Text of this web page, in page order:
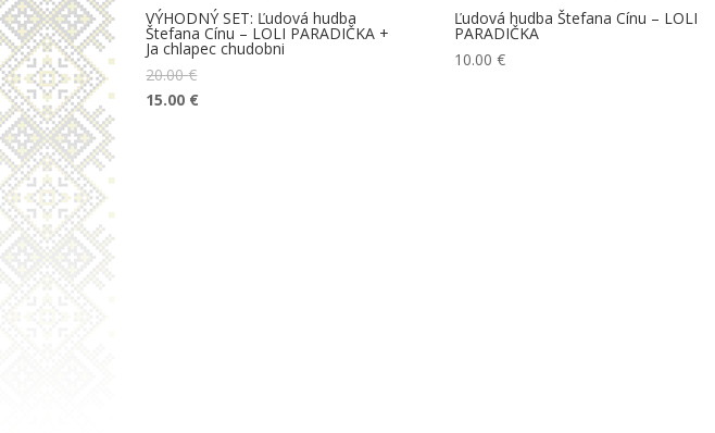
VÝHODNÝ SET: Ľudová hudba
Štefana Cínu – LOLI PARADIČKA +
Ja chlapec chudobni
20.00€
15.00 €
Ľudová hudba Štefana Cínu – LOLI
PARADIČKA
10.00 €